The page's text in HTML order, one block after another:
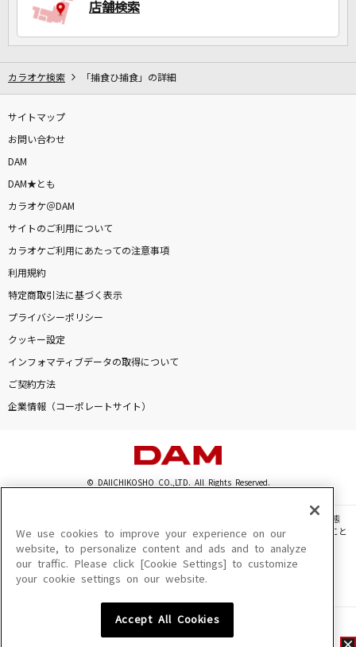
店舗検索
カラオケ検索 「捕食ひ捕食」の詳細
サイトマップ
お問い合わせ
DAM
DAM★とも
カラオケ＠DAM
サイトのご利用について
カラオケご利用にあたっての注意事項
利用規約
特定商取引法に基づく表示
プライバシーポリシー
クッキー設定
インフォマティブデータの取得について
ご契約方法
企業情報（コーポレートサイト）
© DAIICHIKOSHO CO.,LTD. All Rights Reserved.
このサイトに掲載されている一切の文章・画像・写真・動画・音声等を、手段や形態
を問わず、著作権法の定める範囲を超えて無断で複製、転載、ファイル化などすること
を禁じます。
楽曲及びコンテンツは、機種によりご利用いただけない場合があります。
楽曲及びコンテンツの配信日、配信内容が変更になる場合があります。
We use cookies to improve your experience on our
website, to personalize content and ads and to analyze
our traffic. Please click [Cookie Settings] to customize
your cookie settings on our website.
Accept All Cookies